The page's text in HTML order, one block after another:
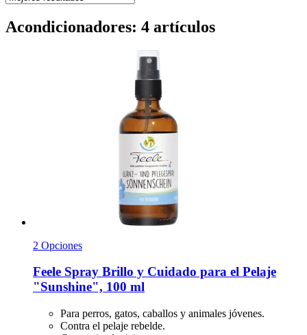
Acondicionadores: 4 artículos
2 Opciones
Feele Spray Brillo y Cuidado para el Pelaje
"Sunshine", 100 ml
Para perros, gatos, caballos y animales jóvenes.
Contra el pelaje rebelde.